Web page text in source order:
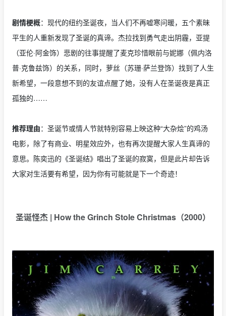
剧情梗概：现代的纽约圣诞夜，当人们不再嘘寒问暖，五个素昧
平生的人重新发现了圣诞的真谛。杰拉找到勇气走出阴霾，亚提
（亚伦·阿金饰）悲剧的往事提醒了麦克珍惜眼前与妮娜（佩内洛
普·克鲁兹饰）的关系，同时，萝丝（苏珊·萨兰登饰）找到了人生
新希望，一段意想不到的友谊点醒了她，没有人在圣诞夜是真正
孤独的……
推荐理由：圣诞节或情人节就特别容易上映这种“大杂烩”的鸡汤
电影，除了有商业、明星效应外，也有再次提醒大家人生真谛的
意思。陈奕迅的《圣诞结》唱出了圣诞的寂寞，但是此片却告诉
大家对生活要有希望，因为你有可能就是下一个奇迹！
圣诞怪杰 | How the Grinch Stole Christmas（2000）